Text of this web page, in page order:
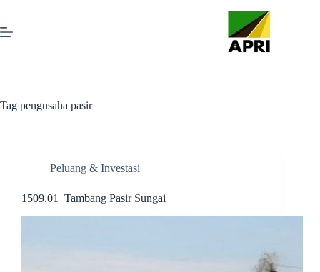
Tag pengusaha pasir
Peluang & Investasi
1509.01_Tambang Pasir Sungai